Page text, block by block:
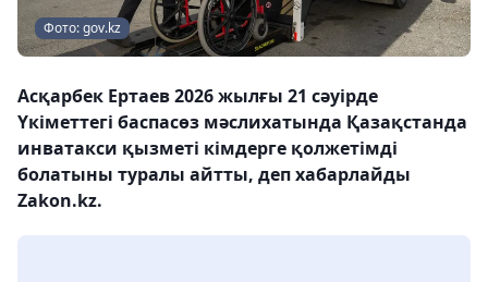
Фото: gov.kz
Асқарбек Ертаев 2026 жылғы 21 сәуірде
Үкіметтегі баспасөз мәслихатында Қазақстанда
инватакси қызметі кімдерге қолжетімді
болатыны туралы айтты, деп хабарлайды
Zakon.kz.